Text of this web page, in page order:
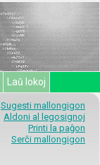
Laŭ lokoj
Sugesti mallongigon
Aldoni al legosignoj
Printi la paĝon
Serĉi mallongigon